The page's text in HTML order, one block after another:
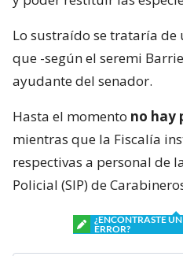
Lo sustraído se trataría
que -según el seremi
ayudante del senador.
Hasta el momento no hay
mientras que la Fiscalía
respectivas a personal de
Policial (SIP) de
¿ENCONTRASTE UN
ERROR?